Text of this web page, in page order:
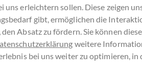
!
(98,75 € * / 1 kg)
€*
uns erleichtern sollen. Diese zeigen
gibt, ermöglichen die
den Absatz zu fördern. Sie können
weitere
bei uns weiter zu optimieren, in